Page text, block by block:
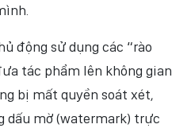
động sử dụng các “rào
tác phẩm lên không gian
bị mất quyền soát xét,
dấu mờ (watermark) trực